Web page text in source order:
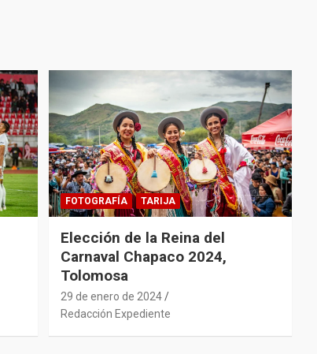
FOTOGRAFÍA TARIJA
Elección de la Reina del
Carnaval Chapaco 2024,
Tolomosa
29 de enero de 2024
Redacción Expediente